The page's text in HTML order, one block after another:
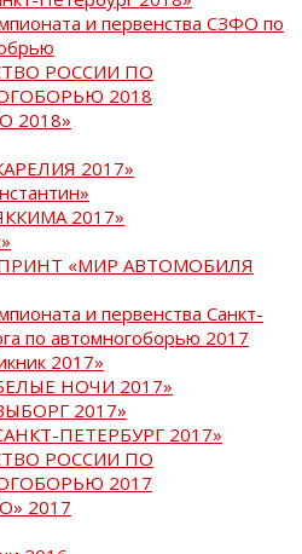
и первенства СЗФО по
РОССИИ ПО
2018
2018»
2017»
2017»
«МИР АВТОМОБИЛЯ
и первенства Санкт-
по автомногоборью 2017
2017»
НОЧИ 2017»
2017»
ПЕТЕРБУРГ 2017»
РОССИИ ПО
2017
2017